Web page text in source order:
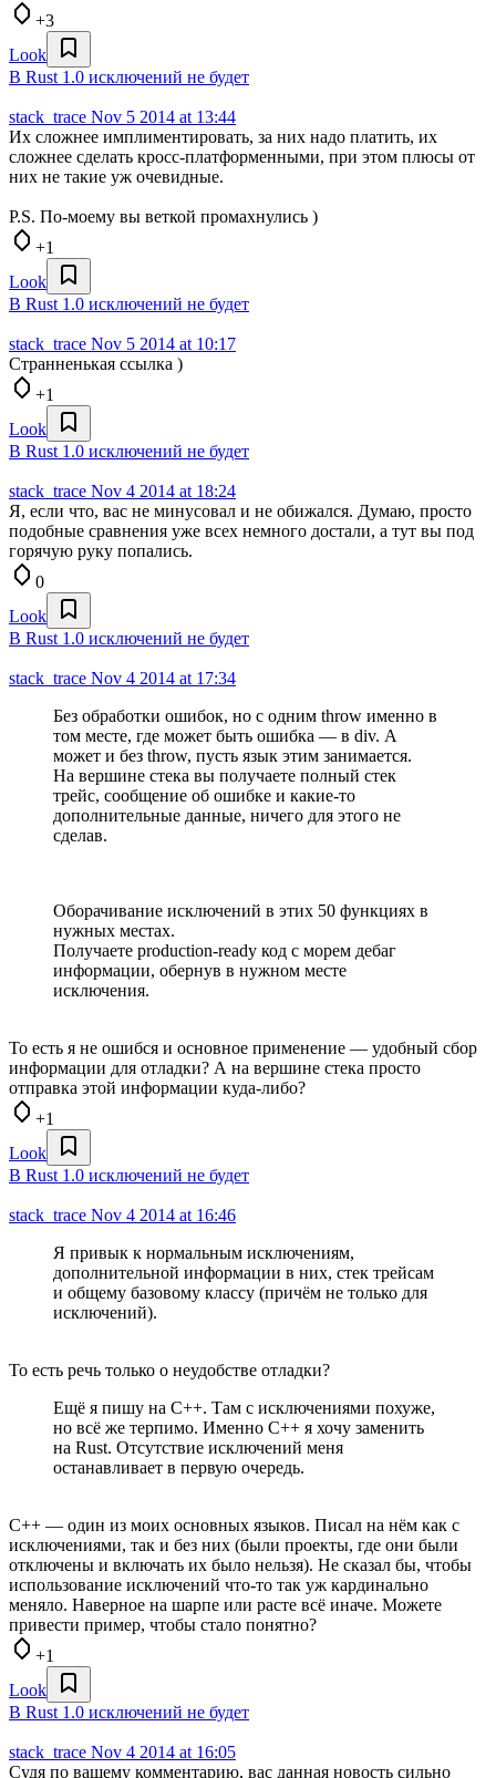
+3
Look
В Rust 1.0 исключений не будет
stack_trace Nov 5 2014 at 13:44
Их сложнее имплиментировать, за них надо платить, их
сложнее сделать кросс-платформенными, при этом плюсы от
них не такие уж очевидные.
P.S. По-моему вы веткой промахнулись )
+1
Look
В Rust 1.0 исключений не будет
stack_trace Nov 5 2014 at 10:17
Странненькая ссылка )
+1
Look
В Rust 1.0 исключений не будет
stack_trace Nov 4 2014 at 18:24
Я, если что, вас не минусовал и не обижался. Думаю, просто
подобные сравнения уже всех немного достали, а тут вы под
горячую руку попались.
0
Look
В Rust 1.0 исключений не будет
stack_trace Nov 4 2014 at 17:34
Без обработки ошибок, но с одним throw именно в
том месте, где может быть ошибка — в div. А
может и без throw, пусть язык этим занимается.
На вершине стека вы получаете полный стек
трейс, сообщение об ошибке и какие-то
дополнительные данные, ничего для этого не
сделав.
Оборачивание исключений в этих 50 функциях в
нужных местах.
Получаете production-ready код с морем дебаг
информации, обернув в нужном месте
исключения.
То есть я не ошибся и основное применение — удобный сбор
информации для отладки? А на вершине стека просто
отправка этой информации куда-либо?
+1
Look
В Rust 1.0 исключений не будет
stack_trace Nov 4 2014 at 16:46
Я привык к нормальным исключениям,
дополнительной информации в них, стек трейсам
и общему базовому классу (причём не только для
исключений).
То есть речь только о неудобстве отладки?
Ещё я пишу на С++. Там с исключениями похуже,
но всё же терпимо. Именно С++ я хочу заменить
на Rust. Отсутствие исключений меня
останавливает в первую очередь.
C++ — один из моих основных языков. Писал на нём как с
исключениями, так и без них (были проекты, где они были
отключены и включать их было нельзя). Не сказал бы, чтобы
использование исключений что-то так уж кардинально
меняло. Наверное на шарпе или расте всё иначе. Можете
привести пример, чтобы стало понятно?
+1
Look
В Rust 1.0 исключений не будет
stack_trace Nov 4 2014 at 16:05
Судя по вашему комментарию, вас данная новость сильно